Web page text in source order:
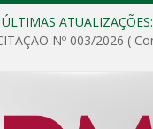
ÚLTIMAS ATUALIZAÇÕES: